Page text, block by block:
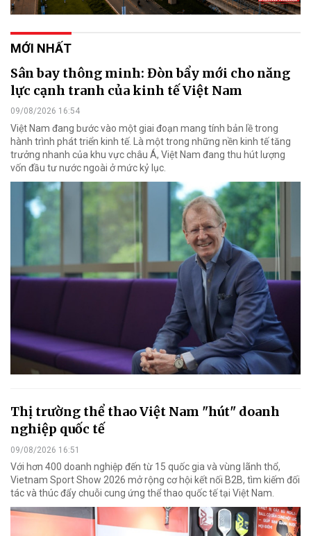
MỚI NHẤT
Sân bay thông minh: Đòn bẩy mới cho năng
lực cạnh tranh của kinh tế Việt Nam
09/08/2026 16:54
Việt Nam đang bước vào một giai đoạn mang tính bản lề trong
hành trình phát triển kinh tế. Là một trong những nền kinh tế tăng
trưởng nhanh của khu vực châu Á, Việt Nam đang thu hút lượng
vốn đầu tư nước ngoài ở mức kỷ lục.
Thị trường thể thao Việt Nam "hút" doanh
nghiệp quốc tế
09/08/2026 16:51
Với hơn 400 doanh nghiệp đến từ 15 quốc gia và vùng lãnh thổ,
Vietnam Sport Show 2026 mở rộng cơ hội kết nối B2B, tìm kiếm đối
tác và thúc đẩy chuỗi cung ứng thể thao quốc tế tại Việt Nam.